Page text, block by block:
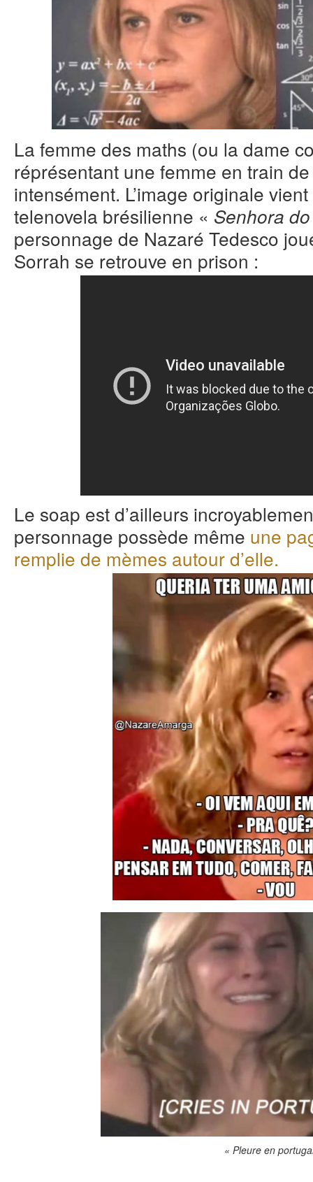
La femme des maths (ou la dame
réprésentant une femme en train
intensément. L’image originale
telenovela brésilienne « Senhora
personnage de Nazaré Tedesco
Sorrah se retrouve en prison :
Le soap est d’ailleurs
personnage possède même une
remplie de mèmes autour d’elle.
« Pleure en